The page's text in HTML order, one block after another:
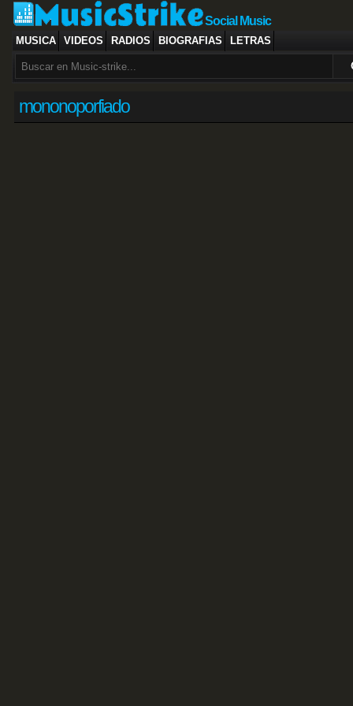
Social Music
MUSICA VIDEOS RADIOS BIOGRAFIAS LETRAS
mononoporfiado